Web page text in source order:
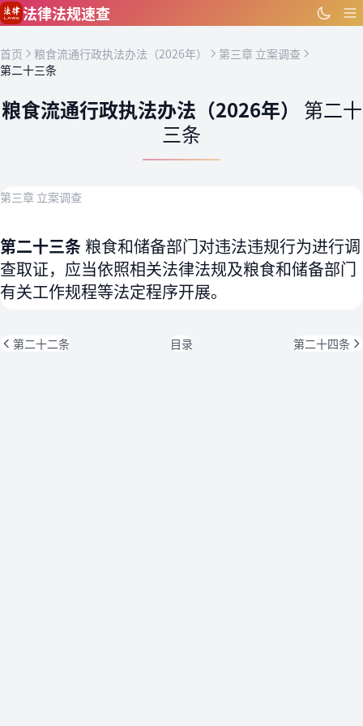
跳到主要内容
法律法规速查
首页 粮食流通行政执法办法（2026年）
第三章 立案调查
第二十三条
粮食流通行政执法办法（2026年） 第二十
三条
第三章 立案调查
第二十三条粮食和储备部门对违法违规行为进行调
查取证，应当依照相关法律法规及粮食和储备部门
有关工作规程等法定程序开展。
第二十二条 目录 第二十四条